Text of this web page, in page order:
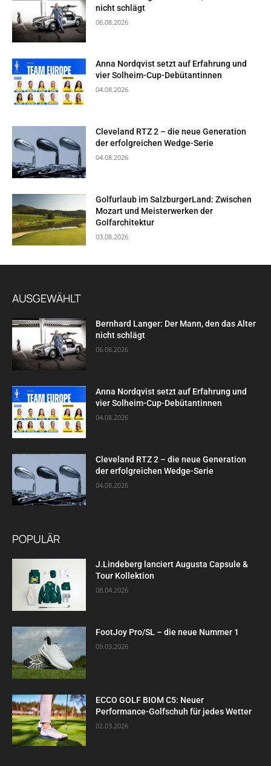
nicht schlägt
06.08.2026
Anna Nordqvist setzt auf Erfahrung und
vier Solheim-Cup-Debütantinnen
04.08.2026
Cleveland RTZ 2 – die neue Generation
der erfolgreichen Wedge-Serie
04.08.2026
Golfurlaub im SalzburgerLand: Zwischen
Mozart und Meisterwerken der
Golfarchitektur
03.08.2026
AUSGEWÄHLT
Bernhard Langer: Der Mann, den das Alter
nicht schlägt
06.08.2026
Anna Nordqvist setzt auf Erfahrung und
vier Solheim-Cup-Debütantinnen
04.08.2026
Cleveland RTZ 2 – die neue Generation
der erfolgreichen Wedge-Serie
04.08.2026
POPULÄR
J.Lindeberg lanciert Augusta Capsule &
Tour Kollektion
08.04.2026
FootJoy Pro/SL – die neue Nummer 1
09.03.2026
ECCO GOLF BIOM C5: Neuer
Performance-Golfschuh für jedes Wetter
02.03.2026